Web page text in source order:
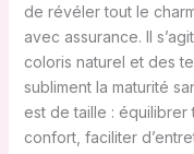
de révéler tout le
avec assurance. Il
coloris naturel et des
subliment la maturité
est de taille :
confort, faciliter